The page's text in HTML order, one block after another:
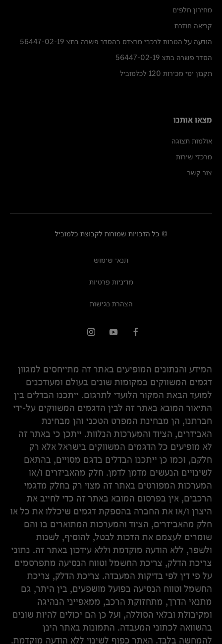
מחירון חלפים
קריאה חוזרת
הודעה על הטבות לרכבי מרצדס בהסדר פשרה בתצ 56447-02-19
הסדר פשרה בתצ 56447-02-19
תקנון ימי מכירות 120 לכלמוביל
מצאו אותנו
אולמות תצוגה
מרכזי שירות
צור קשר
© כל הזכויות שמורות לקבוצת כלמוביל
תנאי שימוש
מדיניות פרטיות
הצהרת נגישות
המידע והנתונים המופיעים באתר זה מתייחסים למגוון
דגמים המשווקים במקומות שונים בעולם ומעודכנים
למועד הבאת המקור הלועדי לתרגום. ייתכנו הבדלים בין
התיאור המובא באתר זה לבין הדגמים המשווקים על-ידי
חברתנו, הן מבחינת המפרט הטכני והן מבחינת
האביזרים, הציוד והמערכות הנלוות. ייתכן כי באתר זה
לא מופיעים כל הדגמים המשווקים בישראל אלא רק
חלקם, וכמו כן ייתכנו הבדלים בדגם מסויים, בהתאם
לשינויים הנעשים מדמן לדמן. חלק מהאביזרים ו/או
המערכות המפורטים באתר זה מצוי רק בחלק מדגמי
הרכבים, אין בפרסום המובא באתר זה כדי לחייב את
היצרן ו/או את החברה בהספקת דגמים שיכללו את כל או
חלק מהאביזרים, הציוד והמערכות המתוארים בו והם
שומרים לעצמם את הזכות לבטל, להוסיף, לשנות
ולשפר, ללא הודעה מוקדמת וללא עידכון באתר זה. נתוני
צריכת הדלק, צריכת החשמל וטווח הנסיעה מתפרסמים
על פי דין לפי בדיקות המעבדה. צריכת הדלק, צריכת
החשמל וטווח הנסיעה בפועל מושפעים, בין היתר, גם
מתנאי הדרך, מתחזוקת הרכב, ממאפייני הנהיגה
ומקיבולת ובלאי הסוללה, ועל כן הם יכולים להיות שונים
בהשוואה לכתוני המעבדה. התמונות באתר הינן
להמחשה בלבד. האתר כפוף לשינוי ללא הודעה מוקדמת.